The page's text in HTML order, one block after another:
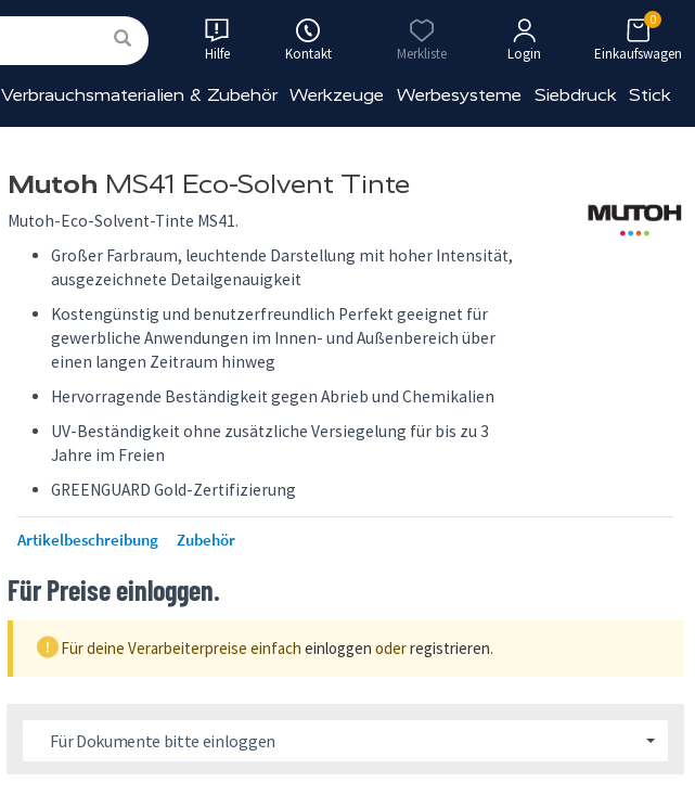
Hilfe Kontakt Merkliste Login Einkaufswagen
0
Verbrauchsmaterialien & Zubehör Werkzeuge Werbesysteme Siebdruck Stick
Mutoh MS41 Eco-Solvent Tinte
Mutoh-Eco-Solvent-Tinte MS41.
Großer Farbraum, leuchtende Darstellung mit hoher Intensität,
ausgezeichnete Detailgenauigkeit
Kostengünstig und benutzerfreundlich Perfekt geeignet für
gewerbliche Anwendungen im Innen- und Außenbereich über
einen langen Zeitraum hinweg
Hervorragende Beständigkeit gegen Abrieb und Chemikalien
UV-Beständigkeit ohne zusätzliche Versiegelung für bis zu 3
Jahre im Freien
GREENGUARD Gold-Zertifizierung
Artikelbeschreibung Zubehör
Für Preise einloggen.
Für deine Verarbeiterpreise einfach einloggen oderregistrieren.
Für Dokumente bitte einloggen